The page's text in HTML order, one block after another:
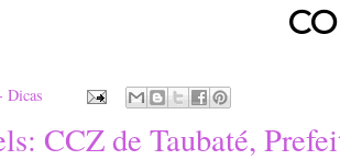
Dicas
CCZ de Taubaté,